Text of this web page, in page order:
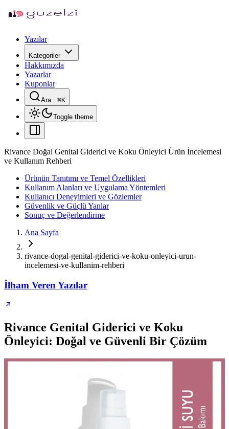
Yazılar
Kategoriler
Hakkımızda
Yazarlar
Kuponlar
Ara...⌘K
Toggle theme
Rivance Doğal Genital Giderici ve Koku Önleyici Ürün İncelemesi
ve Kullanım Rehberi
Ürünün Tanıtımı ve Temel Özellikleri
Kullanım Alanları ve Uygulama Yöntemleri
Kullanıcı Deneyimleri ve Gözlemler
Güvenlik ve Güçlü Yanlar
Sonuç ve Değerlendirme
Ana Sayfa
rivance-dogal-genital-giderici-ve-koku-onleyici-urun-
incelemesi-ve-kullanim-rehberi
İlham Veren Yazılar
Rivance Genital Giderici ve Koku
Önleyici: Doğal ve Güvenli Bir Çözüm